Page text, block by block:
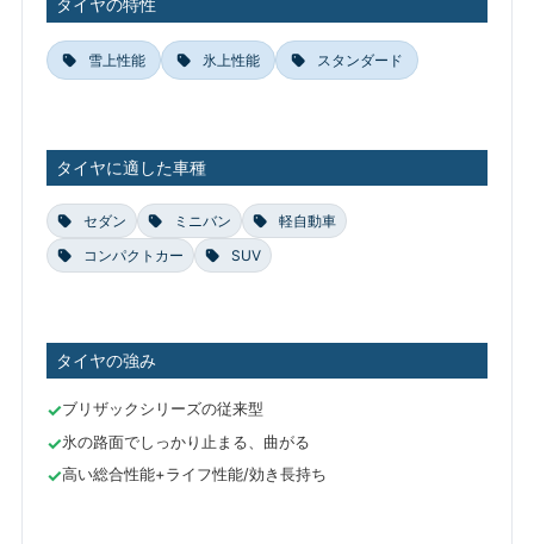
タイヤの特性
雪上性能 氷上性能 スタンダード
タイヤに適した車種
セダン ミニバン
軽自動車
コンパクトカー
SUV
タイヤの強み
ブリザックシリーズの従来型
氷の路面でしっかり止まる、曲がる
高い総合性能+ライフ性能/効き長持ち